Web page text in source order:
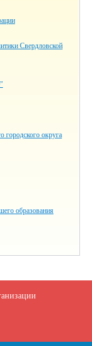
Свердловской
городского округа
образования